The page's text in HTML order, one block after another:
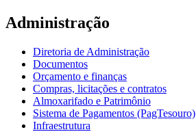
Administração
Diretoria de Administração
Documentos
Orçamento e finanças
Compras, licitações e contratos
Almoxarifado e Patrimônio
Sistema de Pagamentos (PagTesouro)
Infraestrutura